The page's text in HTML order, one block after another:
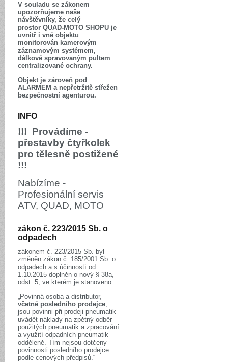
V souladu se zákonem
upozorňujeme naše
návštěvníky, že celý
prostor QUAD-MOTO SHOPU je
uvnitř i vně objektu
monitorován kamerovým
záznamovým systémem,
dálkově spravovaným pultem
centralizované ochrany.
Objekt je zároveň pod
ALARMEM a nepřetržitě střežen
bezpečnostní agenturou.
INFO
!!! Provádíme -
přestavby čtyřkolek
pro tělesně postižené
!!!
Nabízíme -
Profesionální servis
ATV, QUAD, MOTO
zákon č. 223/2015 Sb. o
odpadech
zákonem č. 223/2015 Sb. byl
změněn zákon č. 185/2001 Sb. o
odpadech a s účinností od
1.10.2015 doplněn o nový § 38a,
odst. 5, ve kterém je stanoveno:
„Povinná osoba a distributor,
včetně posledního prodejce,
jsou povinni při prodeji pneumatik
uvádět náklady na zpětný odběr
použitých pneumatik a zpracování
a využití odpadních pneumatik
odděleně. Tím nejsou dotčeny
povinnosti posledního prodejce
podle cenových předpisů.“